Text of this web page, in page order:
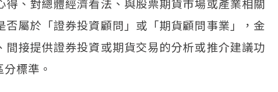
屬於「證券投資顧問」或「期貨顧問事業」，金
接提供證券投資或期貨交易的分析或推介建議功
標準。